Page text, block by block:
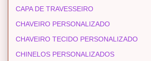
CAPA DE TRAVESSEIRO
CHAVEIRO PERSONALIZADO
CHAVEIRO TECIDO PERSONALIZADO
CHINELOS PERSONALIZADOS